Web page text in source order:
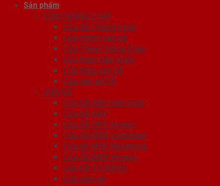
Sản phẩm
CỬA CHỐNG CHÁY
Cửa Gỗ Chống Cháy
Cửa nhôm vân gỗ
Cửa Thép Chống Cháy
Cửa thép Hàn Quốc
Cửa thép vân gỗ
Cửa vân gỗ 5D
CỬA GỖ
Cửa Gỗ ABS Hàn Quốc
Cửa Gỗ HDF
Cửa Gỗ HDF Veneer
Cửa Gỗ MDF Laminate
Cửa gỗ MDF Melamine
Cửa Gỗ MDF Veneer
Cửa Gỗ Tự Nhiên
Cửa vòm gỗ